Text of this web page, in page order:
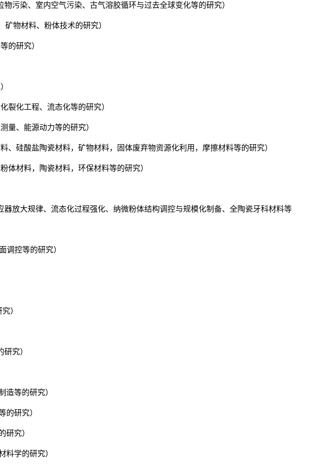
污染、室内空气污染、古气溶胶循环与过去全球变化等的研究）
物材料、粉体技术的研究）
的研究）
裂化工程、流态化等的研究）
量、能源动力等的研究）
硅酸盐陶瓷材料，矿物材料，固体废弃物资源化利用，摩擦材料等的研究）
体材料，陶瓷材料，环保材料等的研究）
放大规律、流态化过程强化、纳微粉体结构调控与规模化制备、全陶瓷牙科材料等
调控等的研究）
）
究）
造等的研究）
的研究）
研究）
料学的研究）